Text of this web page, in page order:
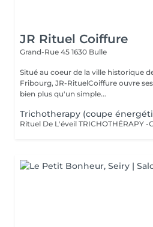
JR Rituel Coiffure
Grand-Rue 45 1630 Bulle
Situé au coeur de la ville historique
Fribourg, JR-RituelCoiffure ouvre
bien plus qu'un simple...
Trichotherapy (coupe